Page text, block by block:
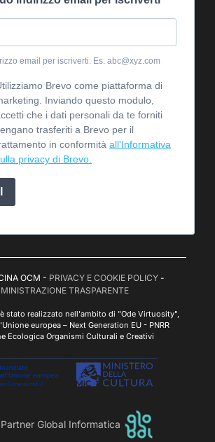
email per iscriverti. Es. abc@xyz.com
Brevo come piattaforma di
Inviando questo modulo,
che i dati personali da te forniti
trasferiti a Brevo per il
in conformità all'Informativa
privacy di Brevo.
OCM - PRIVACY E COOKIE POLICY-
TRASPARENTE
stato realizzato nell'ambito di "Ode Virtuosity",
europea – Next Generation EU - PNRR
Ecologica Organismi Culturali e Creativi
Global Informatica